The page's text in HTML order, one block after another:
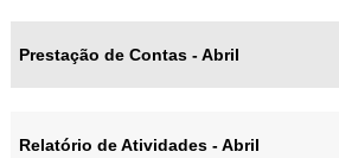
Prestação de Contas - Abril
Relatório de Atividades - Abril